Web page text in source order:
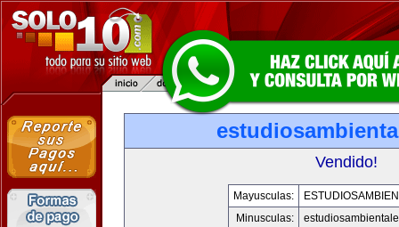
Vendido!
Mayusculas:
Minusculas: